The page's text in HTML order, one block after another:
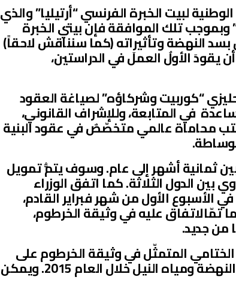
لبيت الخبرة الفرنسي “أرتيليا” والذي
تلك الموافقة فإن بيتي الخبرة
النهضة وتأثيراته (كما سنناقش لاحقاً)
يقودَ الأولُ العملَ في الدراستين،
“كوربيت وشركاؤه” لصياغة العقود
في المتابعة، وللإشراف القانوني،
محاماة عالمي متخصّصٌ في عقود البنية
بين ثمانية أشهر إلى عام. وسوف يتمُّ تمويل
الدول الثلاثة. كما اتفق الوزراء
الأسبوع الأول من شهر فبراير القادم،
تمّالاتفاق عليه في وثيقة الخرطوم،
من جديد.
الختامي المتمثّل في وثيقة الخرطوم على
خلفيّةمجموعةٍ من التطوّرات الخاصة بسد النهضة ومياه النيل خلال العام 2015. ويمكن